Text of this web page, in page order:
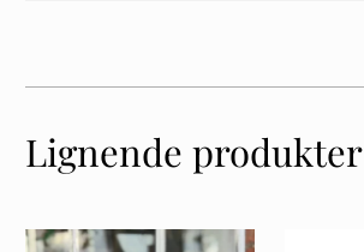
Lignende produkter